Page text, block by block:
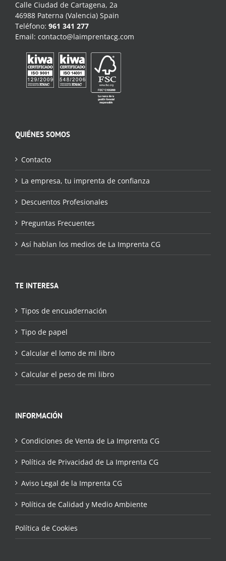
Calle Ciudad de Cartagena, 2a
46988 Paterna (Valencia) Spain
Teléfono: 961 341 277
Email: contacto@laimprentacg.com
QUIÉNES SOMOS
Contacto
La empresa, tu imprenta de confianza
Descuentos Profesionales
Preguntas Frecuentes
Así hablan los medios de La Imprenta CG
TE INTERESA
Tipos de encuadernación
Tipo de papel
Calcular el lomo de mi libro
Calcular el peso de mi libro
INFORMACIÓN
Condiciones de Venta de La Imprenta CG
Política de Privacidad de La Imprenta CG
Aviso Legal de la Imprenta CG
Política de Calidad y Medio Ambiente
Política de Cookies